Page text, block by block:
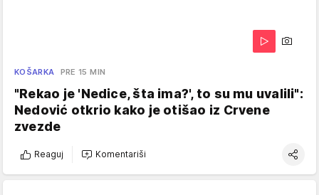
KOŠARKA PRE 15 MIN
"Rekao je 'Nedice, šta ima?', to su mu uvalili":
Nedović otkrio kako je otišao iz Crvene
zvezde
Reaguj Komentariši